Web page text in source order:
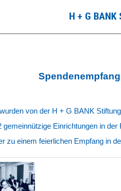
H + G
von der H + G BANK
gemeinnützige Einrichtungen in
zu einem feierlichen Empfang in